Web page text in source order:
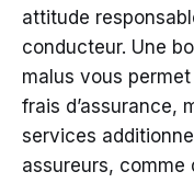
attitude
conducteur. Une
malus vous
frais d’assurance,
services
assureurs, comme